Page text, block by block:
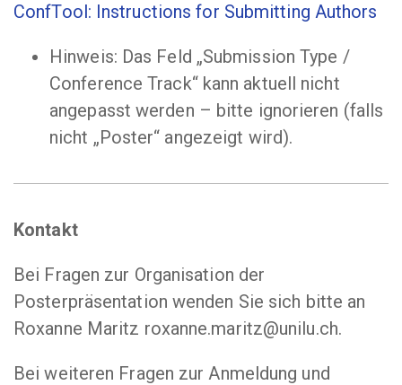
ConfTool: Instructions for Submitting Authors
Hinweis: Das Feld „Submission Type /
Conference Track“ kann aktuell nicht
angepasst werden – bitte ignorieren (falls
nicht „Poster“ angezeigt wird).
Kontakt
Bei Fragen zur Organisation der
Posterpräsentation wenden Sie sich bitte an
Roxanne Maritz roxanne.maritz@unilu.ch.
Bei weiteren Fragen zur Anmeldung und